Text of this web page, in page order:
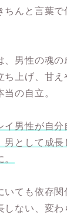
ちんと言葉
、男性の魂の
ち上げ、甘
当の自立。
イ男性が自
男として成
いても依存
しない、変